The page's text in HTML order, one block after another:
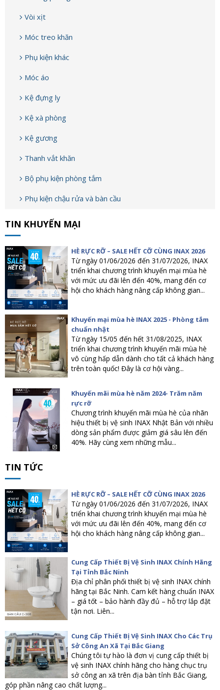
Vòi xịt
Móc treo khăn
Phụ kiện khác
Móc áo
Kệ đựng ly
Kệ xà phòng
Kệ gương
Thanh vắt khăn
Bộ phụ kiện phòng tắm
Phụ kiện chậu rửa và bàn cầu
TIN KHUYẾN MẠI
HÈ RỰC RỠ – SALE HẾT CỠ CÙNG INAX 2026
Từ ngày 01/06/2026 đến 31/07/2026, INAX
triển khai chương trình khuyến mại mùa hè
với mức ưu đãi lên đến 40%, mang đến cơ
hội cho khách hàng nâng cấp không gian...
Khuyến mại mùa hè INAX 2025 - Phòng tắm
chuẩn nhật
Từ ngày 15/05 đến hết 31/08/2025, INAX
triển khai chương trình khuyến mãi mùa hè
vô cùng hấp dẫn dành cho tất cả khách hàng
trên toàn quốc! Đây là cơ hội vàng...
Khuyến mãi mùa hè năm 2024- Trăm năm
rực rỡ
Chương trình khuyến mãi mùa hè của nhãn
hiệu thiết bị vệ sinh INAX Nhật Bản với nhiều
dòng sản phẩm được giảm giá sâu lên đến
40%. Hãy cùng xem những mẫu...
TIN TỨC
HÈ RỰC RỠ – SALE HẾT CỠ CÙNG INAX 2026
Từ ngày 01/06/2026 đến 31/07/2026, INAX
triển khai chương trình khuyến mại mùa hè
với mức ưu đãi lên đến 40%, mang đến cơ
hội cho khách hàng nâng cấp không gian...
Cung Cấp Thiết Bị Vệ Sinh INAX Chính Hãng
Tại Tỉnh Bắc Ninh
Địa chỉ phân phối thiết bị vệ sinh INAX chính
hãng tại Bắc Ninh. Cam kết hàng chuẩn INAX
– giá tốt – bảo hành đầy đủ – hỗ trợ lắp đặt
tận nơi. Liên...
Cung Cấp Thiết Bị Vệ Sinh INAX Cho Các Trụ
Sở Công An Xã Tại Bắc Giang
Chúng tôi tự hào là đơn vị cung cấp thiết bị
vệ sinh INAX chính hãng cho hàng chục trụ
sở công an xã trên địa bàn tỉnh Bắc Giang,
góp phần nâng cao chất lượng...